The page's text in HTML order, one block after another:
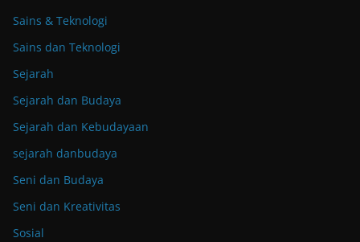
Sains & Teknologi
Sains dan Teknologi
Sejarah
Sejarah dan Budaya
Sejarah dan Kebudayaan
sejarah danbudaya
Seni dan Budaya
Seni dan Kreativitas
Sosial